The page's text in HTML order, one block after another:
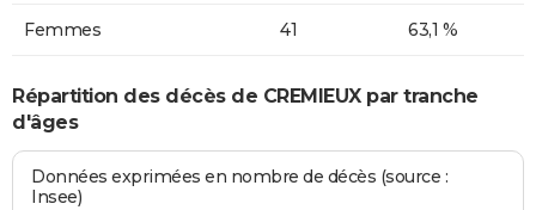
Femmes 41 63,1 %
Répartition des décès de CREMIEUX par tranche
d'âges
Données exprimées en nombre de décès (source :
Insee)